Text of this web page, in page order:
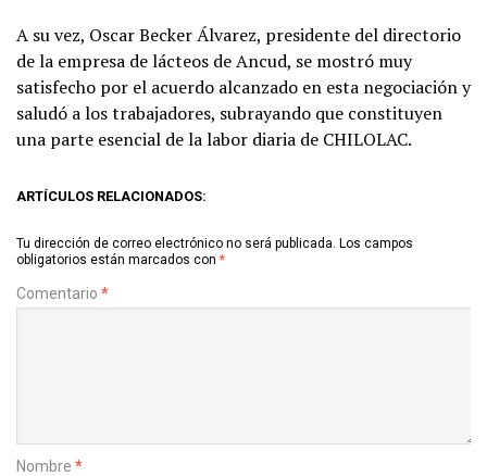
A su vez, Oscar Becker Álvarez, presidente del directorio
de la empresa de lácteos de Ancud, se mostró muy
satisfecho por el acuerdo alcanzado en esta negociación y
saludó a los trabajadores, subrayando que constituyen
una parte esencial de la labor diaria de CHILOLAC.
ARTÍCULOS RELACIONADOS:
Tu dirección de correo electrónico no será publicada. Los campos
obligatorios están marcados con *
Comentario *
Nombre *